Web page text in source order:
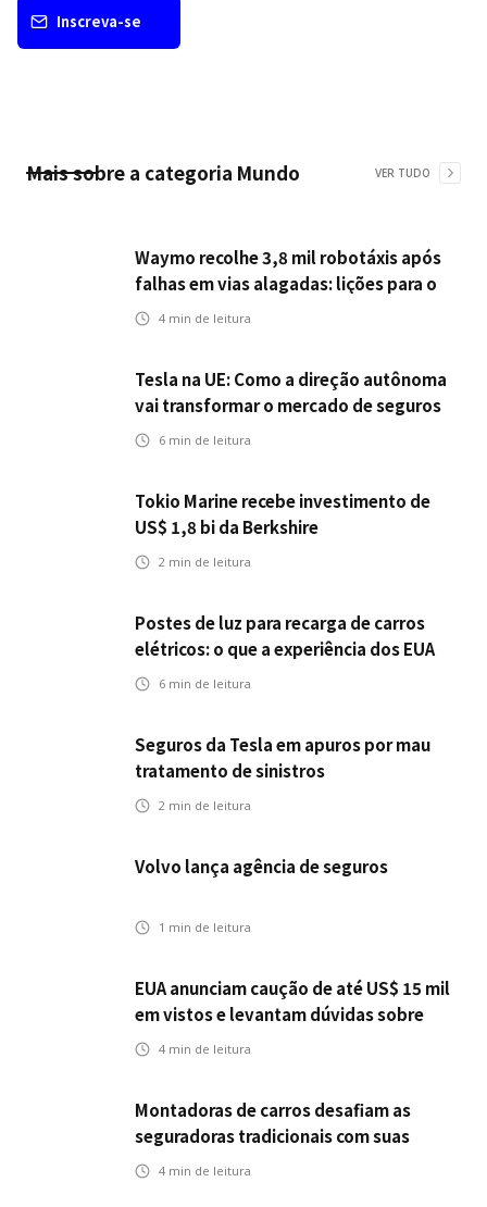
Inscreva-se
Mais sobre a categoria Mundo VER TUDO
Waymo recolhe 3,8 mil robotáxis após
falhas em vias alagadas: lições para o
setor de seguros automotivos na era
4 min de leitura
Tesla na UE: Como a direção autônoma
vai transformar o mercado de seguros
6 min de leitura
Tokio Marine recebe investimento de
US$ 1,8 bi da Berkshire
2 min de leitura
Postes de luz para recarga de carros
elétricos: o que a experiência dos EUA
pode antecipar para o Brasil
6 min de leitura
Seguros da Tesla em apuros por mau
tratamento de sinistros
2 min de leitura
Volvo lança agência de seguros
1 min de leitura
EUA anunciam caução de até US$ 15 mil
em vistos e levantam dúvidas sobre
impactos no seguro viagem
4 min de leitura
Montadoras de carros desafiam as
seguradoras tradicionais com suas
próprias opções de seguro
4 min de leitura